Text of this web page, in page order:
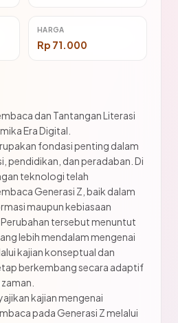
HARGA
Rp 71.000
dan Tantangan Literasi
Era Digital.
fondasi penting dalam
pendidikan, dan peradaban. Di
teknologi telah
Generasi Z, baik dalam
maupun kebiasaan
tersebut menuntut
lebih mendalam mengenai
kajian konseptual dan
berkembang secara adaptif
kajian mengenai
pada Generasi Z melalui